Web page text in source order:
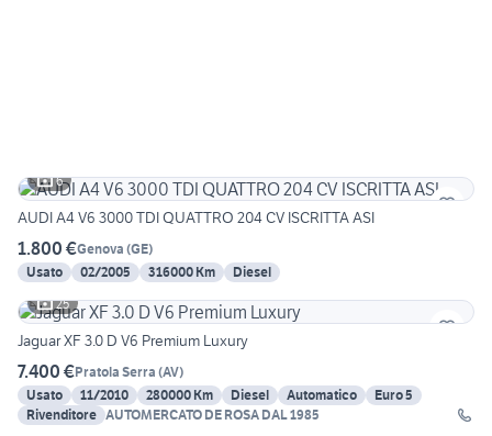
6
AUDI A4 V6 3000 TDI QUATTRO 204 CV ISCRITTA ASI
1.800 €Genova (GE)
Usato
02/2005 316000 Km
Diesel
25
Jaguar XF 3.0 D V6 Premium Luxury
7.400 €Pratola Serra (AV)
Usato
11/2010 280000 Km Diesel Automatico
Euro 5
Rivenditore AUTOMERCATO DE ROSA DAL 1985